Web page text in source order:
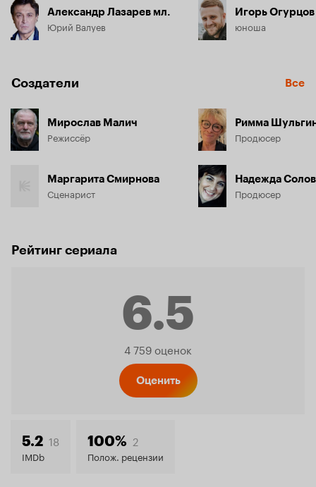
Александр Лазарев мл.
Юрий Валуев
Игорь Огурцов
юноша
Создатели Все
Мирослав Малич
Режиссёр
Маргарита Смирнова
Сценарист
Римма
Продюсер
Надежда
Продюсер
Рейтинг сериала
6.5
Рейтинг
6.5
4 759 оценок
Оценить
5.2 18
IMDb
100% 2
Полож. рецензии